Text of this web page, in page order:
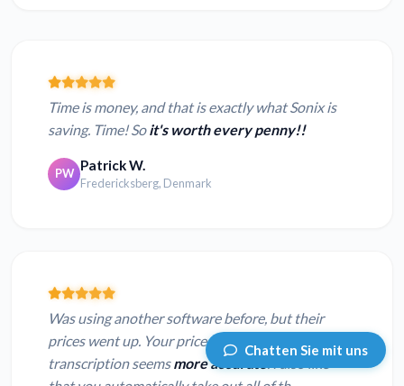
Time is money, and that is exactly what Sonix is
saving. Time! Soit's worth every penny!!
PW Patrick W.
Fredericksberg, Denmark
Was using another software before, but their
prices went up. Your prices are better and the
transcription seemsmore accurate
Chatten Sie mit uns